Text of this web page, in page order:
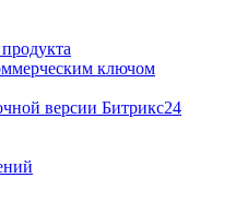
ключом
версии Битрикс24